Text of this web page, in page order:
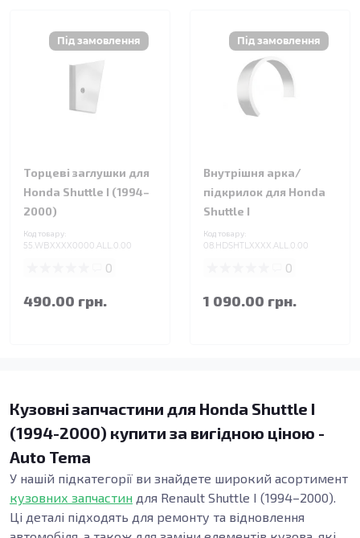
Торцеві заглушки для
Honda Shuttle I (1994–
2000)
Код товару:
55.WBXXXX0000.ALL.0.00
0
490.00 грн.
Внутрішня арка/
підкрилок для Honda
Shuttle I
Код товару:
08.HDSHTLXXXX.ALL.0.00
0
1 090.00 грн.
Кузовні запчастини для Honda Shuttle I
(1994-2000) купити за вигідною ціною -
Auto Tema
У нашій підкатегорії ви знайдете широкий асортимент
кузовних запчастин для Renault Shuttle I (1994–2000).
Ці деталі підходять для ремонту та відновлення